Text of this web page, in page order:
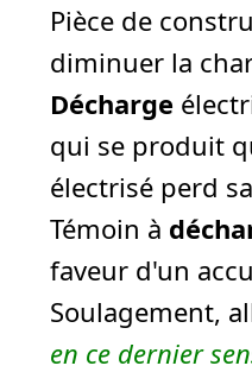
Pièce de
diminuer la
Décharge
qui se produit
électrisé perd
Témoin à
faveur d'un
Soulagement,
en ce dernier